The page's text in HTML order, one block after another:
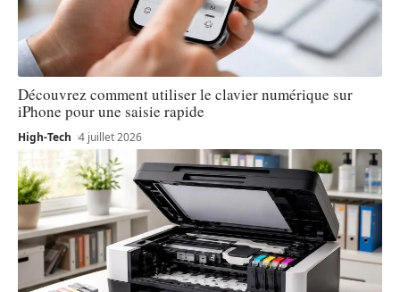
Découvrez comment utiliser le clavier numérique sur
iPhone pour une saisie rapide
High-Tech 4 juillet 2026